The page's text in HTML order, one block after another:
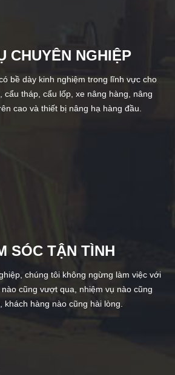
CHUYÊN NGHIỆP
bề dày kinh nghiệm trong lĩnh vực cho
cẩu tháp, cẩu lốp, xe nâng hàng, nâng
cao và thiết bị nâng hạ hàng đầu.
SÓC TẬN TÌNH
chúng tôi không ngừng làm việc với
cũng vượt qua, nhiệm vụ nào cũng
khách hàng nào cũng hài lòng.